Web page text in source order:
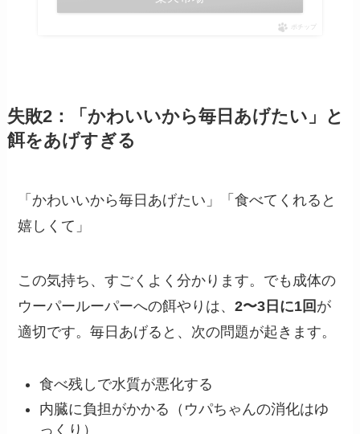
ポチップ
失敗2：「かわいいから毎日あげたい」と
餌をあげすぎる
「かわいいから毎日あげたい」「食べてくれると
嬉しくて」
この気持ち、すごくよく分かります。でも成体の
ウーパールーパーへの餌やりは、2〜3日に1回 が
適切です。毎日あげると、次の問題が起きます。
食べ残しで水質が悪化する
内臓に負担がかかる（ウパちゃんの消化はゆ
っくり）